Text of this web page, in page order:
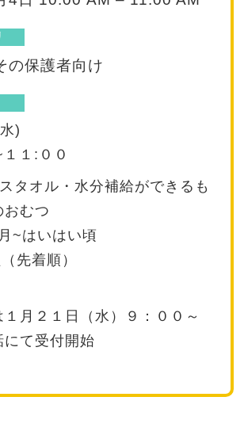
の保護者向け
)
１:００
タオル・水分補給ができるも
おむつ
~はいはい頃
先着順）
１月２１日（水）９：００～
にて受付開始